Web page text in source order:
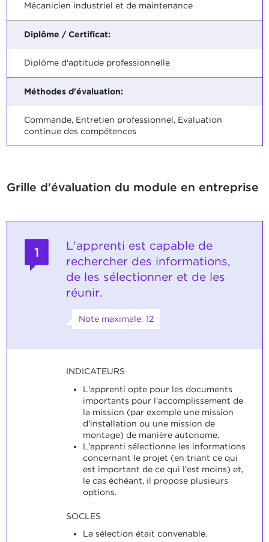
Mécanicien industriel et de maintenance
Diplôme / Certificat:
Diplôme d'aptitude professionnelle
Méthodes d'évaluation:
Commande, Entretien professionnel, Evaluation
continue des compétences
Grille d'évaluation du module en entreprise
1
L'apprenti est capable de
rechercher des informations,
de les sélectionner et de les
réunir.
Note maximale: 12
INDICATEURS
L'apprenti opte pour les documents
importants pour l'accomplissement de
la mission (par exemple une mission
d'installation ou une mission de
montage) de manière autonome.
L'apprenti sélectionne les informations
concernant le projet (en triant ce qui
est important de ce qui l'est moins) et,
le cas échéant, il propose plusieurs
options.
SOCLES
La sélection était convenable.